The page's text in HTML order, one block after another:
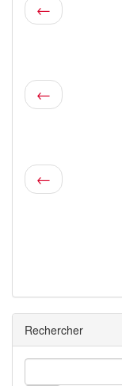
←
←
←
Rechercher